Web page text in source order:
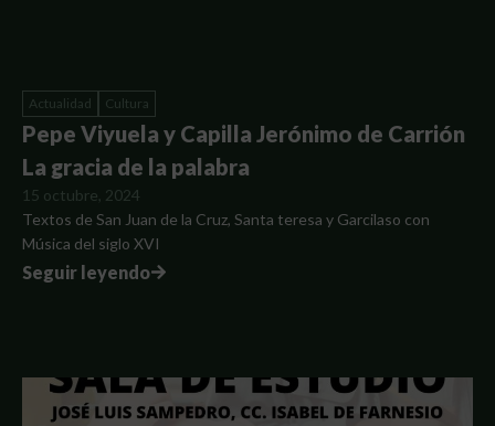
Actualidad Cultura
Pepe Viyuela y Capilla Jerónimo de Carrión
La gracia de la palabra
15 octubre, 2024
Textos de San Juan de la Cruz, Santa teresa y Garcilaso con
Música del siglo XVI
Seguir leyendo